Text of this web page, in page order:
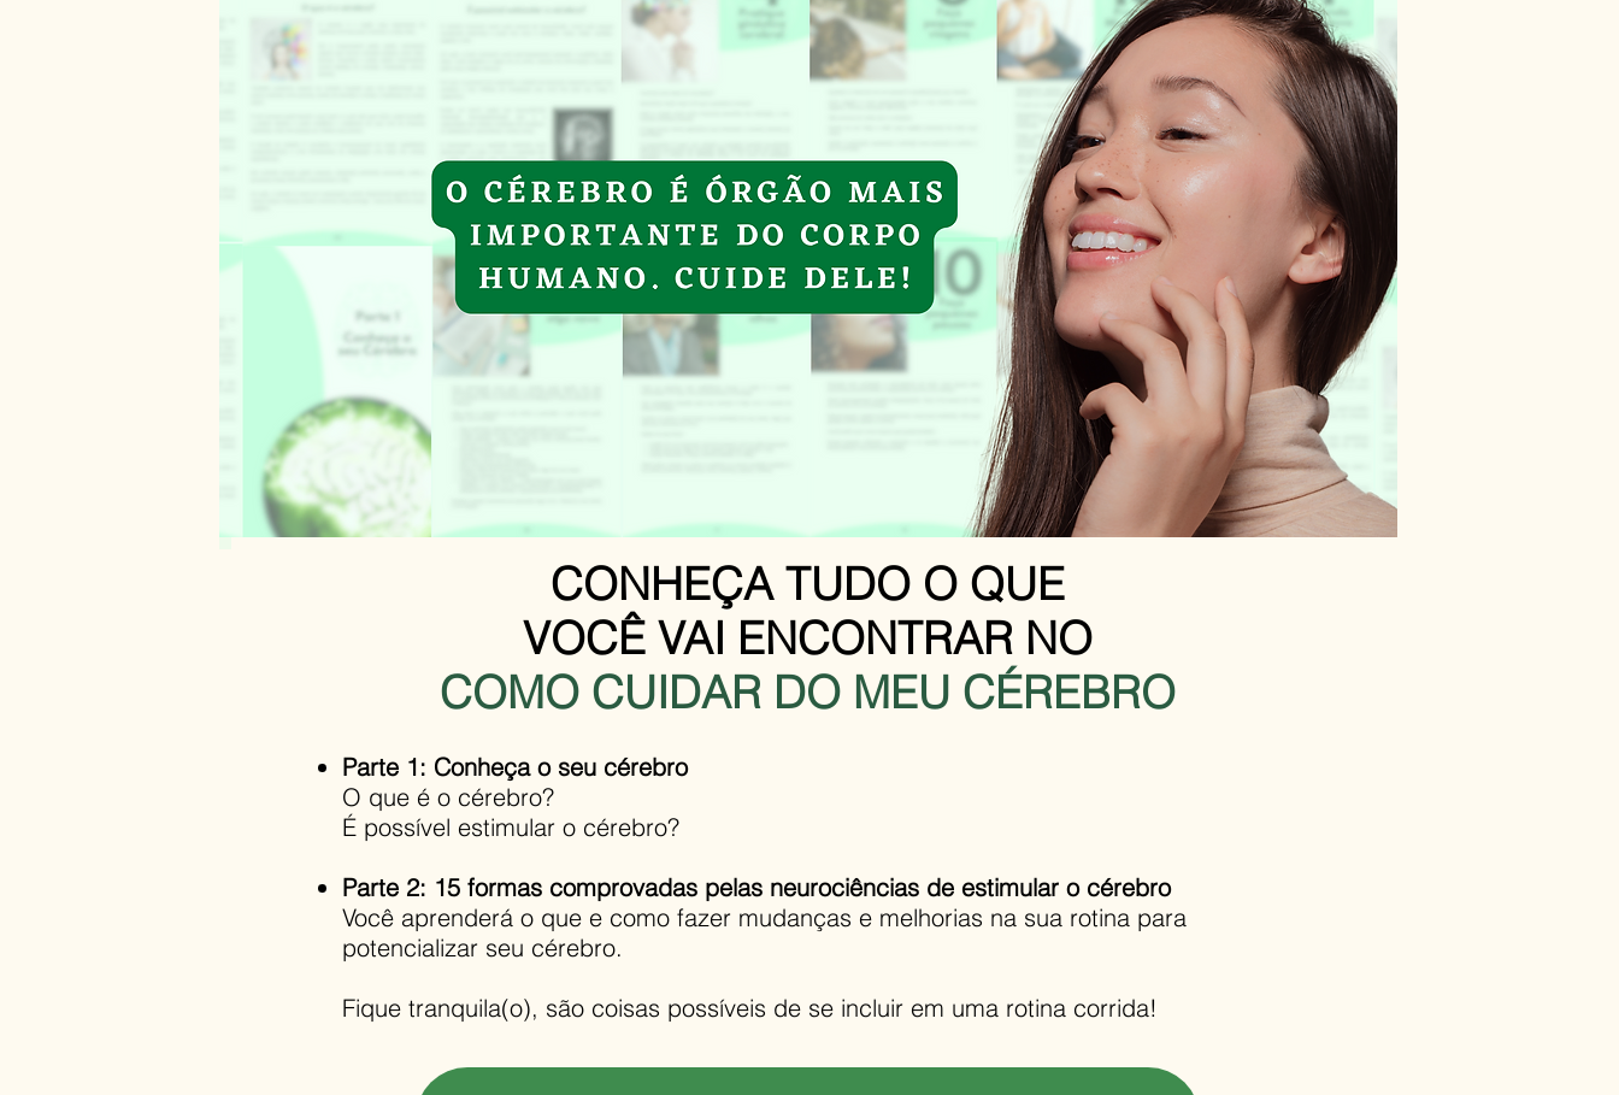
CONHEÇA TUDO O QUE
VOCÊ VAI ENCONTRAR NO
COMO CUIDAR DO MEU CÉREBRO
Parte 1: Conheça o seu cérebro
O que é o cérebro?
É possível estimular o cérebro?
Parte 2: 15 formas comprovadas pelas neurociências de estimular o cérebro
Você aprenderá o que e como fazer mudanças e melhorias na sua rotina para
potencializar seu cérebro.
Fique tranquila(o), são coisas possíveis de se incluir em uma rotina corrida!